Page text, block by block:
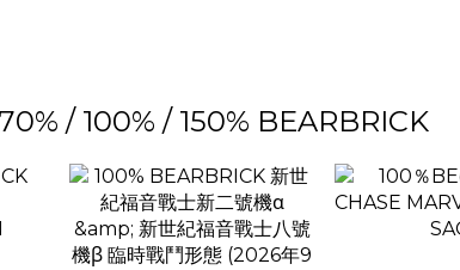
/ 100% / 150% BEARBRICK